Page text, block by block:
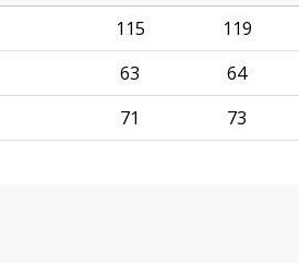
115 119
63 64
71 73